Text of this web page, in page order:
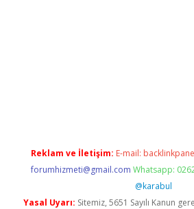
Reklam ve İletişim: E-mail:
forumhizmeti@gmail.com Whatsapp:
@karabul
Yasal Uyarı: Sitemiz, 5651 Sayılı Kanun